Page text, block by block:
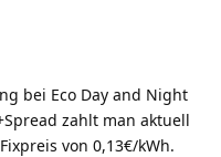
bei Eco Day and Night
zahlt man aktuell
von 0,13€/kWh.